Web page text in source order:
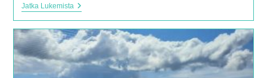
Jatka LukemistaThank
Everything
–
Sunrise
Avenuen
Jäähyväiskonsertti